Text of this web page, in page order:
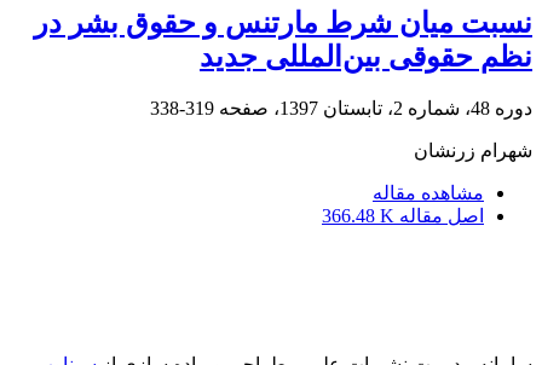
نسبت میان شرط مارتنس و حقوق بشر در
نظم حقوقی بین‌المللی جدید
دوره 48، شماره 2، تابستان 1397، صفحه 319-338
شهرام زرنشان
مشاهده مقاله
اصل مقاله 366.48 K